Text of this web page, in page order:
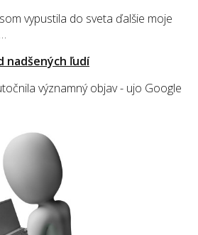
vypustila do sveta ďalšie moje
nadšených ľudí
významný objav - ujo Google